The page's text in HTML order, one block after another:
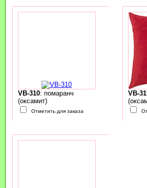
VB-310: помаранч
(оксамит)
Отметить для заказа
VB-